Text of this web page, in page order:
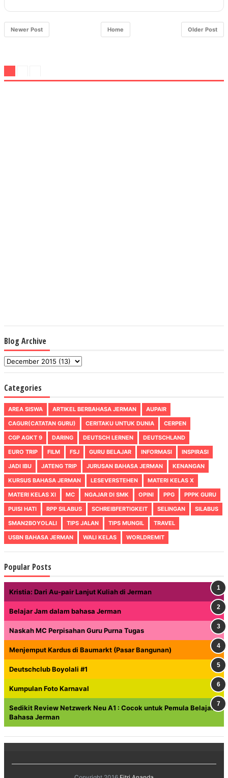
Newer Post Older Post
Home
Blog Archive
Categories
AREA SISWA ARTIKEL BERBAHASA JERMAN
AUPAIR
CAGUR(CATATAN GURU)
CERITAKU UNTUK DUNIA
CERPEN
CGP AGKT 9
DARING DEUTSCH LERNEN
DEUTSCHLAND
EURO TRIP
FILM FSJ GURU BELAJAR INFORMASI
INSPIRASI
JADI IBU
JATENG TRIP JURUSAN BAHASA JERMAN
KENANGAN
KURSUS BAHASA JERMAN
LESEVERSTEHEN
MATERI KELAS X
MATERI KELAS XI
MC NGAJAR DI SMK OPINI PPG
PPPK GURU
PUISI HATI
RPP SILABUS SCHREIBFERTIGKEIT SELINGAN
SILABUS
SMAN2BOYOLALI
TIPS JALAN TIPS MUNGIL
TRAVEL
USBN BAHASA JERMAN
WALI KELAS WORLDREMIT
Popular Posts
Kristia: Dari Au-pair Lanjut Kuliah di Jerman
Belajar Jam dalam bahasa Jerman
Naskah MC Perpisahan Guru Purna Tugas
Menjemput Kardus di Baumarkt (Pasar Bangunan)
Deutschclub Boyolali #1
Kumpulan Foto Karnaval
Sedikit Review Netzwerk Neu A1 : Cocok untuk Pemula Belajar
Bahasa Jerman